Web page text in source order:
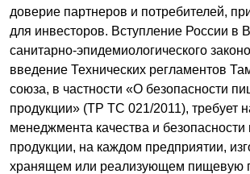
доверие партнеров и потребителей,
для инвесторов. Вступление России в
санитарно-эпидемиологического
введение Технических регламентов
союза, в частности «О безопасности
продукции» (ТР ТС 021/2011), требует
менеджмента качества и
продукции, на каждом предприятии,
хранящем или реализующем пищевую